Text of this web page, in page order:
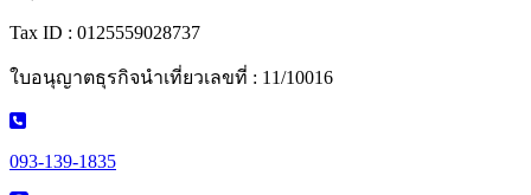
Tax ID : 0125559028737
ใบอนุญาตธุรกิจนำเที่ยวเลขที่ : 11/10016
093-139-1835